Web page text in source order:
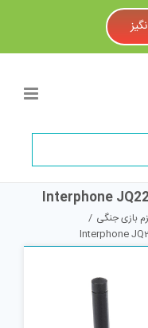
بازی جنگی /